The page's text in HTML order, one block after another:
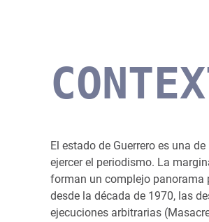
El estado de Guerrero es una
ejercer el periodismo. La
forman un complejo panorama
desde la década de 1970, las
ejecuciones arbitrarias